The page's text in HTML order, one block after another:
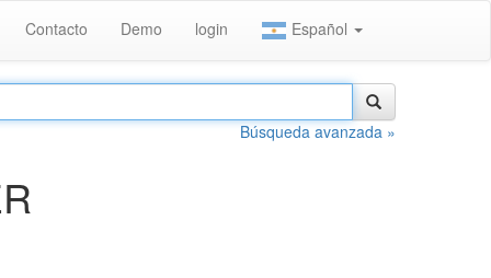
Contacto Demo login Español
Búsqueda avanzada »